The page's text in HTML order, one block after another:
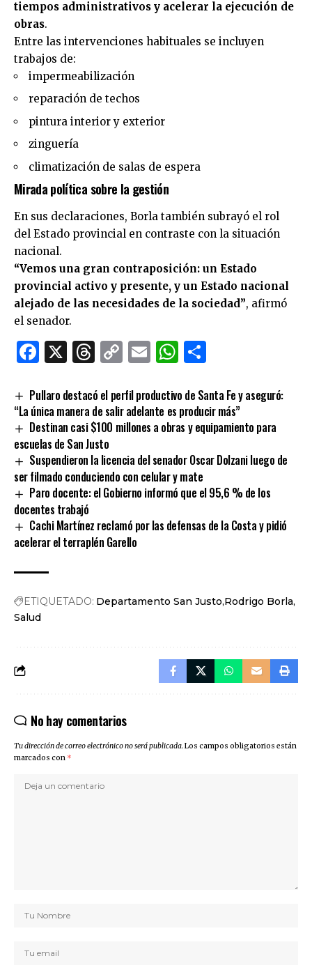
tiempos administrativos y acelerar la ejecución de
obras.
Entre las intervenciones habituales se incluyen
trabajos de:
impermeabilización
reparación de techos
pintura interior y exterior
zinguería
climatización de salas de espera
Mirada política sobre la gestión
En sus declaraciones, Borla también subrayó el rol
del Estado provincial en contraste con la situación
nacional.
“Vemos una gran contraposición: un Estado
provincial activo y presente, y un Estado nacional
alejado de las necesidades de la sociedad”, afirmó
el senador.
Facebook
X Threads
CopyEmailWhatsApp
Pullaro destacó el perfil productivo de Santa Fe y aseguró:
“La única manera de salir adelante es producir más”
Destinan casi $100 millones a obras y equipamiento para
escuelas de San Justo
Suspendieron la licencia del senador Oscar Dolzani luego de
ser filmado conduciendo con celular y mate
Paro docente: el Gobierno informó que el 95,6 % de los
docentes trabajó
Cachi Martínez reclamó por las defensas de la Costa y pidió
acelerar el terraplén Garello
ETIQUETADO: Departamento San Justo Rodrigo Borla
Salud
No hay comentarios
Tu dirección de correo electrónico no será publicada.Los campos obligatorios están
marcados con *